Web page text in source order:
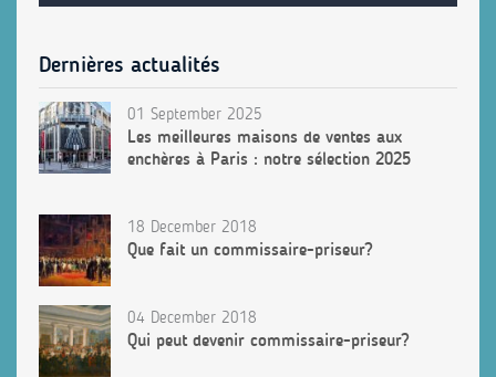
Dernières actualités
01 September 2025
Les meilleures maisons de ventes aux
enchères à Paris : notre sélection 2025
18 December 2018
Que fait un commissaire-priseur?
04 December 2018
Qui peut devenir commissaire-priseur?